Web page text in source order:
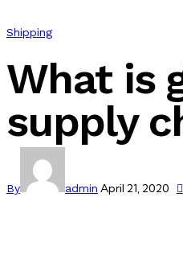
Shipping
What is
supply
By admin April 21, 2020